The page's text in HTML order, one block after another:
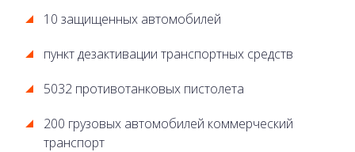
10 защищенных автомобилей
пункт дезактивации транспортных средств
5032 противотанковых пистолета
200 грузовых автомобилей коммерческий
транспорт